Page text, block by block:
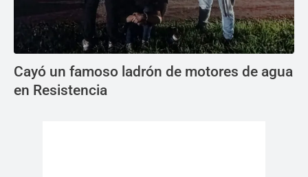
Cayó un famoso ladrón de motores de agua
en Resistencia